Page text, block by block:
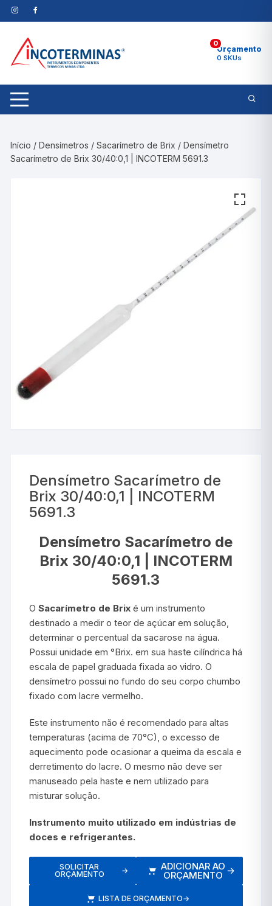
Pular
para
conteúdo
0
Orçamento
0 SKUs
Início /Densímetros /Sacarímetro de Brix / Densímetro
Sacarímetro de Brix 30/40:0,1 | INCOTERM 5691.3
Densímetro Sacarímetro de
Brix 30/40:0,1 | INCOTERM
5691.3
Densímetro Sacarímetro de
Brix 30/40:0,1 | INCOTERM
5691.3
OSacarímetro de Brix é um instrumento
destinado a medir o teor de açúcar em solução,
determinar o percentual da sacarose na água.
Possui unidade em °Brix. em sua haste cilíndrica há
escala de papel graduada fixada ao vidro. O
densímetro possui no fundo do seu corpo chumbo
fixado com lacre vermelho.
Este instrumento não é recomendado para altas
temperaturas (acima de 70°C), o excesso de
aquecimento pode ocasionar a queima da escala e
derretimento do lacre. O mesmo não deve ser
manuseado pela haste e nem utilizado para
misturar solução.
Instrumento muito utilizado em indústrias de
doces e refrigerantes.
SOLICITAR
ORÇAMENTO
→ ADICIONAR AO
ORÇAMENTO →
LISTA DE ORÇAMENTO→